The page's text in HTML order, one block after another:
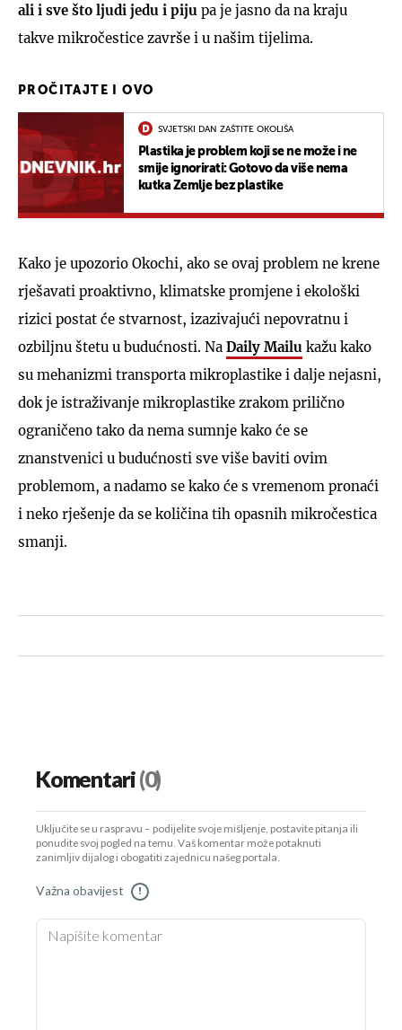
ali i sve što ljudi jedu i piju pa je jasno da na kraju
takve mikročestice završe i u našim tijelima.
PROČITAJTE I OVO
SVJETSKI DAN ZAŠTITE OKOLIŠA
Plastika je problem koji se ne može i ne
smije ignorirati: Gotovo da više nema
kutka Zemlje bez plastike
Kako je upozorio Okochi, ako se ovaj problem ne krene
rješavati proaktivno, klimatske promjene i ekološki
rizici postat će stvarnost, izazivajući nepovratnu i
ozbiljnu štetu u budućnosti. Na Daily Mailu kažu kako
su mehanizmi transporta mikroplastike i dalje nejasni,
dok je istraživanje mikroplastike zrakom prilično
ograničeno tako da nema sumnje kako će se
znanstvenici u budućnosti sve više baviti ovim
problemom, a nadamo se kako će s vremenom pronaći
i neko rješenje da se količina tih opasnih mikročestica
smanji.
Komentari(0)
Uključite se u raspravu – podijelite svoje mišljenje, postavite pitanja ili
ponudite svoj pogled na temu. Vaš komentar može potaknuti
zanimljiv dijalog i obogatiti zajednicu našeg portala.
Važna obavijest !